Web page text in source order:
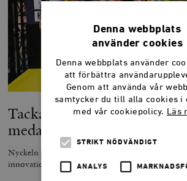
Tacka konkurrensen för
medaljerna
Nyckeln till den svenska OS-framgången ligger i
innovationsförmåga.
Denna webbplats
använder cookies
Denna webbplats använder
att förbättra
Genom att använda vår
samtycker du till alla cookies i
med vår cookiepolicy. Läs
STRIKT NÖDVÄNDIGT
ANALYS